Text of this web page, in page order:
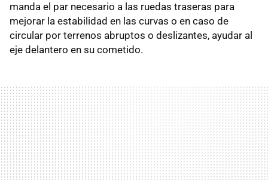
manda el par necesario a las ruedas traseras para
mejorar la estabilidad en las curvas o en caso de
circular por terrenos abruptos o deslizantes, ayudar al
eje delantero en su cometido.